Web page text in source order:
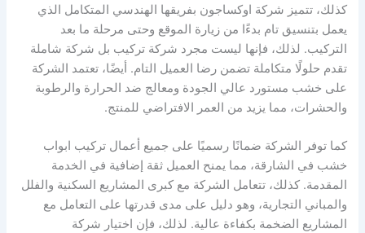
كذلك، تتميز شركة اوكساجون بفريقها الهندسي المتكامل الذي
يعمل بتنسيق تام بدءًا من زيارة الموقع وحتى مرحلة ما بعد
التركيب. لذلك، فإنها ليست مجرد شركة تركيب بل شركة شاملة
تقدم حلولًا متكاملة تضمن رضا العميل التام. أيضًا، تعتمد الشركة
على خشب مستورد عالي الجودة ومعالج ضد الحرارة والرطوبة
والحشرات، مما يزيد من العمر الافتراضي للمنتج.
كما توفر الشركة ضمانًا رسميًا على جميع أعمال تركيب ابواب
خشب في الشارقة، مما يمنح العميل ثقة إضافية في الخدمة
المقدمة. كذلك، تتعامل الشركة مع كبرى المشاريع السكنية والفلل
والمباني التجارية، وهو دليل على مدى قدرتها على التعامل مع
المشاريع الضخمة بكفاءة عالية. لذلك، فإن اختيار شركة